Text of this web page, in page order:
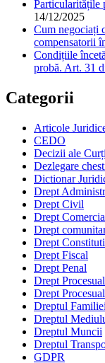
Particularitățile
14/12/2025
Cum negociați
compensatorii
Condițiile
probă. Art. 31
Categorii
Articole
CEDO
Decizii ale
Dezlegare
Dictionar
Drept
Drept Civil
Drept
Drept
Drept
Drept Fiscal
Drept Penal
Drept
Drept
Dreptul Familiei
Dreptul
Dreptul Muncii
Dreptul
GDPR